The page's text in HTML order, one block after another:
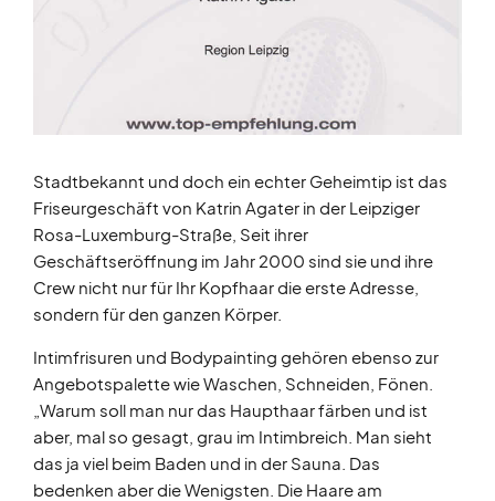
Stadtbekannt und doch ein echter Geheimtip ist das
Friseurgeschäft von Katrin Agater in der Leipziger
Rosa-Luxemburg-Straße, Seit ihrer
Geschäftseröffnung im Jahr 2000 sind sie und ihre
Crew nicht nur für Ihr Kopfhaar die erste Adresse,
sondern für den ganzen Körper.
Intimfrisuren und Bodypainting gehören ebenso zur
Angebotspalette wie Waschen, Schneiden, Fönen.
„Warum soll man nur das Haupthaar färben und ist
aber, mal so gesagt, grau im Intimbreich. Man sieht
das ja viel beim Baden und in der Sauna. Das
bedenken aber die Wenigsten. Die Haare am